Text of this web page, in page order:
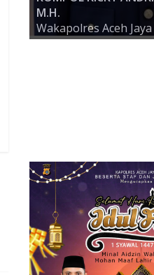
AKBP ZULFA RENALDO,
KAPOLRES ACEH JAYA
M.H.
Wakapolres Aceh Jaya